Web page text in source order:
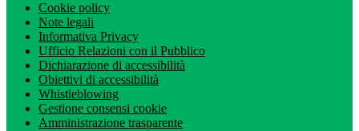
Cookie policy
Note legali
Informativa Privacy
Ufficio Relazioni con il Pubblico
Dichiarazione di accessibilità
Obiettivi di accessibilità
Whistleblowing
Gestione consensi cookie
Amministrazione trasparente